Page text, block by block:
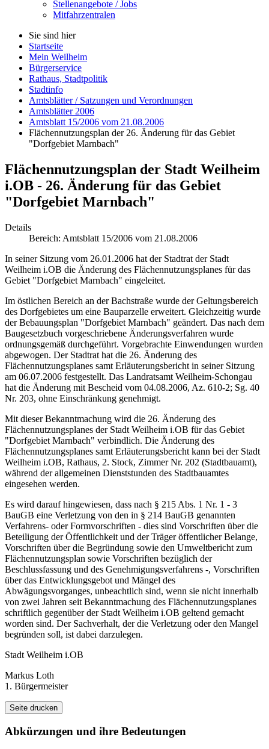
Stellenangebote / Jobs
Mitfahrzentralen
Sie sind hier
Startseite
Mein Weilheim
Bürgerservice
Rathaus, Stadtpolitik
Stadtinfo
Amtsblätter / Satzungen und Verordnungen
Amtsblätter 2006
Amtsblatt 15/2006 vom 21.08.2006
Flächennutzungsplan der 26. Änderung für das Gebiet
"Dorfgebiet Marnbach"
Flächennutzungsplan der Stadt Weilheim
i.OB - 26. Änderung für das Gebiet
"Dorfgebiet Marnbach"
Details
Bereich: Amtsblatt 15/2006 vom 21.08.2006
In seiner Sitzung vom 26.01.2006 hat der Stadtrat der Stadt
Weilheim i.OB die Änderung des Flächennutzungsplanes für das
Gebiet "Dorfgebiet Marnbach" eingeleitet.
Im östlichen Bereich an der Bachstraße wurde der Geltungsbereich
des Dorfgebietes um eine Bauparzelle erweitert. Gleichzeitig wurde
der Bebauungsplan "Dorfgebiet Marnbach" geändert. Das nach dem
Baugesetzbuch vorgeschriebene Änderungsverfahren wurde
ordnungsgemäß durchgeführt. Vorgebrachte Einwendungen wurden
abgewogen. Der Stadtrat hat die 26. Änderung des
Flächennutzungsplanes samt Erläuterungsbericht in seiner Sitzung
am 06.07.2006 festgestellt. Das Landratsamt Weilheim-Schongau
hat die Änderung mit Bescheid vom 04.08.2006, Az. 610-2; Sg. 40
Nr. 203, ohne Einschränkung genehmigt.
Mit dieser Bekanntmachung wird die 26. Änderung des
Flächennutzungsplanes der Stadt Weilheim i.OB für das Gebiet
"Dorfgebiet Marnbach" verbindlich. Die Änderung des
Flächennutzungsplanes samt Erläuterungsbericht kann bei der Stadt
Weilheim i.OB, Rathaus, 2. Stock, Zimmer Nr. 202 (Stadtbauamt),
während der allgemeinen Dienststunden des Stadtbauamtes
eingesehen werden.
Es wird darauf hingewiesen, dass nach § 215 Abs. 1 Nr. 1 - 3
BauGB eine Verletzung von den in § 214 BauGB genannten
Verfahrens- oder Formvorschriften - dies sind Vorschriften über die
Beteiligung der Öffentlichkeit und der Träger öffentlicher Belange,
Vorschriften über die Begründung sowie den Umweltbericht zum
Flächennutzungsplan sowie Vorschriften bezüglich der
Beschlussfassung und des Genehmigungsverfahrens -, Vorschriften
über das Entwicklungsgebot und Mängel des
Abwägungsvorganges, unbeachtlich sind, wenn sie nicht innerhalb
von zwei Jahren seit Bekanntmachung des Flächennutzungsplanes
schriftlich gegenüber der Stadt Weilheim i.OB geltend gemacht
worden sind. Der Sachverhalt, der die Verletzung oder den Mangel
begründen soll, ist dabei darzulegen.
Stadt Weilheim i.OB
Markus Loth
1. Bürgermeister
Seite drucken
Abkürzungen und ihre Bedeutungen